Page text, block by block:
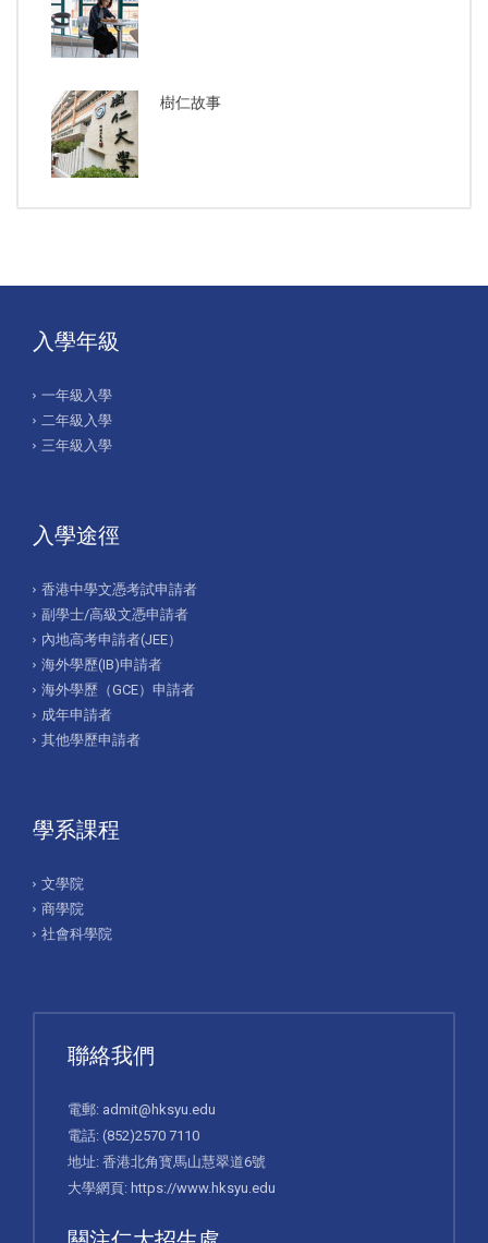
樹仁故事
入學年級
一年級入學
二年級入學
三年級入學
入學途徑
香港中學文憑考試申請者
副學士/高級文憑申請者
內地高考申請者(JEE）
海外學歷(IB)申請者
海外學歷（GCE）申請者
成年申請者
其他學歷申請者
學系課程
文學院
商學院
社會科學院
聯絡我們
電郵: admit@hksyu.edu
電話: (852)2570 7110
地址: 香港北角寳馬山慧翠道6號
大學網頁: https://www.hksyu.edu